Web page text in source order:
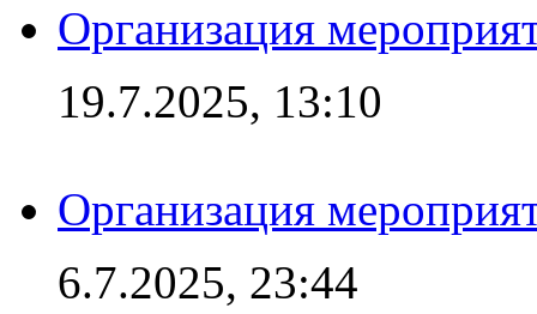
Организация
19.7.2025, 13:10
Организация
6.7.2025, 23:44